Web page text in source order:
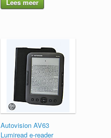
Lees meer
Autovision AV63
Lumiread e-reader